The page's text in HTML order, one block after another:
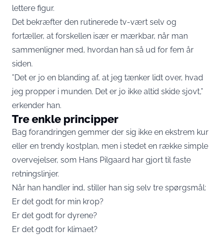
lettere figur.
Det bekræfter den rutinerede tv-vært selv og
fortæller, at forskellen især er mærkbar, når man
sammenligner med, hvordan han så ud for fem år
siden.
”Det er jo en blanding af, at jeg tænker lidt over, hvad
jeg propper i munden. Det er jo ikke altid skide sjovt,”
erkender han.
Tre enkle principper
Bag forandringen gemmer der sig ikke en ekstrem kur
eller en trendy kostplan, men i stedet en række simple
overvejelser, som Hans Pilgaard har gjort til faste
retningslinjer.
Når han handler ind, stiller han sig selv tre spørgsmål:
Er det godt for min krop?
Er det godt for dyrene?
Er det godt for klimaet?